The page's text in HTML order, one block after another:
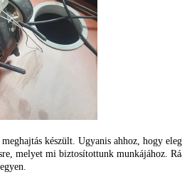
készült. Ugyanis ahhoz, hogy
melyet mi biztosítottunk munkájához.